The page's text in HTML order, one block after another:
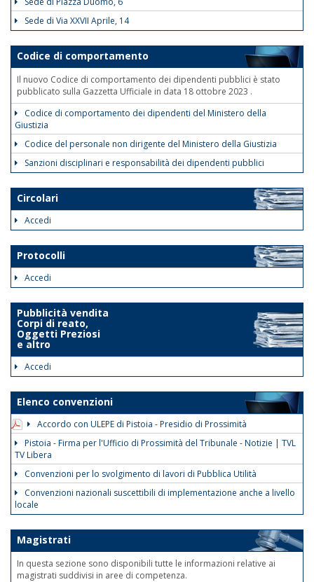
Sede di Via XXVII Aprile, 14
Codice di comportamento
Il nuovo Codice di comportamento dei dipendenti pubblici è stato
pubblicato sulla Gazzetta Ufficiale in data 18 ottobre 2023 .
Codice di comportamento dei dipendenti del Ministero della
Giustizia
Codice del personale non dirigente del Ministero della Giustizia
Sanzioni disciplinari e responsabilità dei dipendenti pubblici
Circolari
Accedi
Protocolli
Accedi
Pubblicità vendita
Corpi di reato,
Oggetti Preziosi
e altro
Accedi
Elenco convenzioni
Accordo con ULEPE di Pistoia - Presidio di Prossimità
Pistoia - Firma per l'Ufficio di Prossimità del Tribunale - Notizie | TVL
TV Libera
Convenzioni per lo svolgimento di lavori di Pubblica Utilità
Convenzioni nazionali suscettibili di implementazione anche a livello
locale
Magistrati
In questa sezione sono disponibili tutte le informazioni relative ai
magistrati suddivisi in aree di competenza.